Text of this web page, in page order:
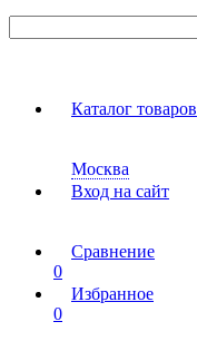
Каталог товаров
Москва
Вход на сайт
Сравнение
0
Избранное
0